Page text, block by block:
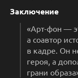
Заключение
«Арт-фон —
а соавтор
в кадре. Он
героя, а
грани